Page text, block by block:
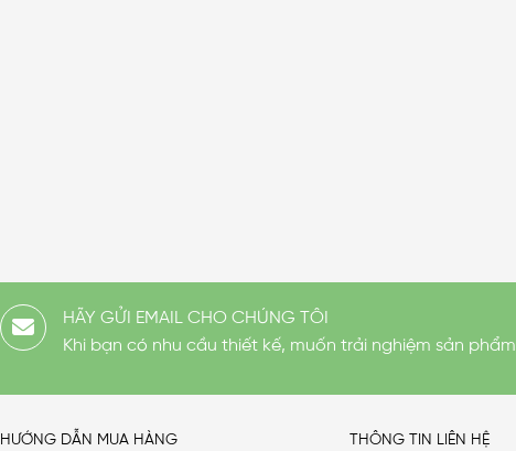
HÃY GỬI EMAIL CHO CHÚNG TÔI
Khi bạn có nhu cầu thiết kế, muốn trải nghiệm sản
HƯỚNG DẪN MUA HÀNG THÔNG TIN LIÊN HỆ